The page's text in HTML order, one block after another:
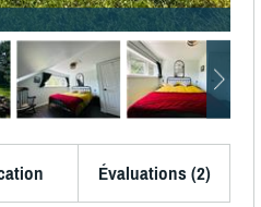
Évaluations (2)